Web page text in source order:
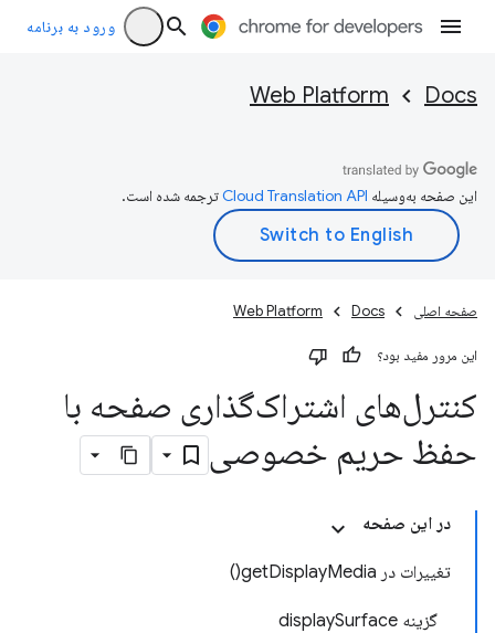
ورود به برنامه
Docs
Web Platform
این صفحه به‌وسیله ترجمه شده است.
صفحه اصلی Docs
Web Platform
این مرور مفید بود؟
کنترل‌های اشتراک‌گذاری صفحه با
حفظ حریم خصوصی
در این صفحه
تغییرات در getDisplayMedia()
گزینه displaySurface